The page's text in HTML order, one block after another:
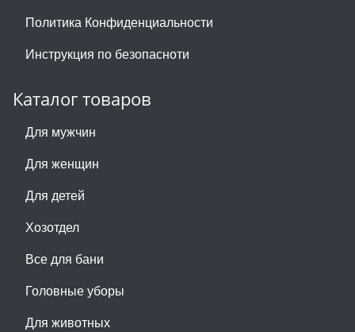
Политика Конфиденциальности
Инструкция по безопасноти
Каталог товаров
Для мужчин
Для женщин
Для детей
Хозотдел
Все для бани
Головные уборы
Для животных